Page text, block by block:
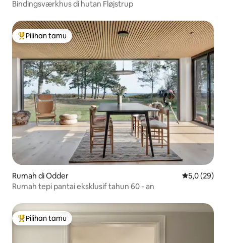
Bindingsværkhus di hutan Fløjstrup
Pilihan tamu terpopuler
Pilihan tamu
Rumah di Odder Nilai rata-
5,0 (29)
Rumah tepi pantai eksklusif tahun 60 - an
Pilihan tamu terpopuler
Pilihan tamu